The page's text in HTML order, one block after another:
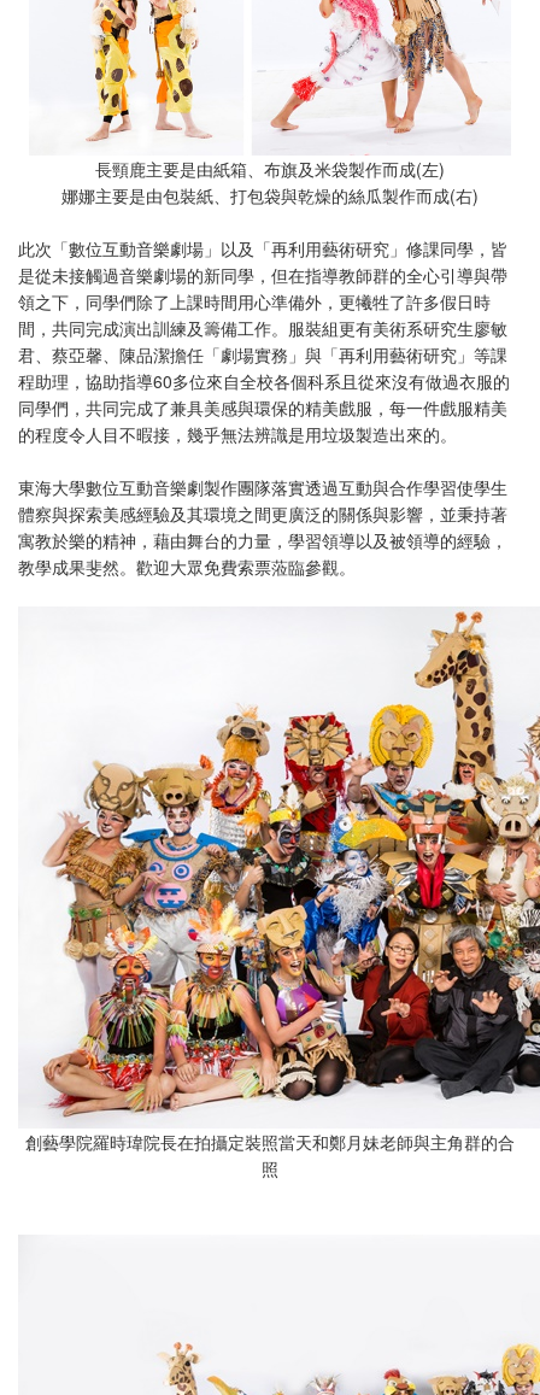
長頸鹿主要是由紙箱、布旗及米袋製作而成(左)
娜娜主要是由包裝紙、打包袋與乾燥的絲瓜製作而成(右)
此次「數位互動音樂劇場」以及「再利用藝術研究」修課同學，皆
是從未接觸過音樂劇場的新同學，但在指導教師群的全心引導與帶
領之下，同學們除了上課時間用心準備外，更犧牲了許多假日時
間，共同完成演出訓練及籌備工作。服裝組更有美術系研究生廖敏
君、蔡亞馨、陳品潔擔任「劇場實務」與「再利用藝術研究」等課
程助理，協助指導60多位來自全校各個科系且從來沒有做過衣服的
同學們，共同完成了兼具美感與環保的精美戲服，每一件戲服精美
的程度令人目不暇接，幾乎無法辨識是用垃圾製造出來的。
東海大學數位互動音樂劇製作團隊落實透過互動與合作學習使學生
體察與探索美感經驗及其環境之間更廣泛的關係與影響，並秉持著
寓教於樂的精神，藉由舞台的力量，學習領導以及被領導的經驗，
教學成果斐然。歡迎大眾免費索票蒞臨參觀。
創藝學院羅時瑋院長在拍攝定裝照當天和鄭月妹老師與主角群的合
照